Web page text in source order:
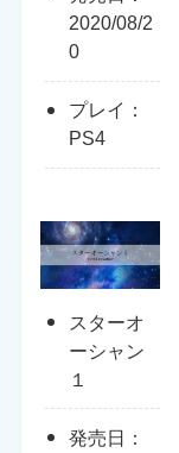
2020/08/2
0
プレイ：
PS4
スターオ
ーシャン
１
発売日：